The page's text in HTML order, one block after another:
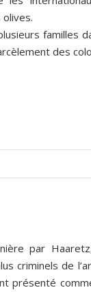
familles
des
par
criminels de
présenté